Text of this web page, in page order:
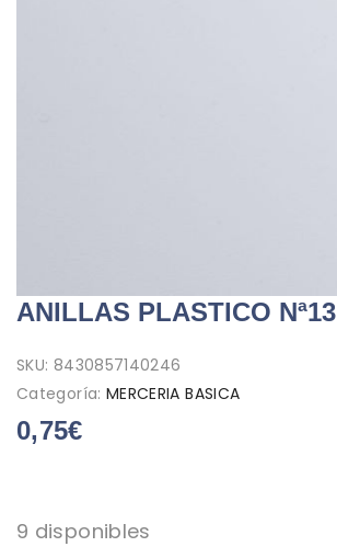
ANILLAS PLASTICO Nª13
SKU: 8430857140246
Categoría: MERCERIA BASICA
0,75€
9 disponibles